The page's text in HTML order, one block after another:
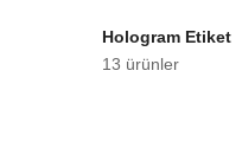
Hologram Etiket
13 ürünler